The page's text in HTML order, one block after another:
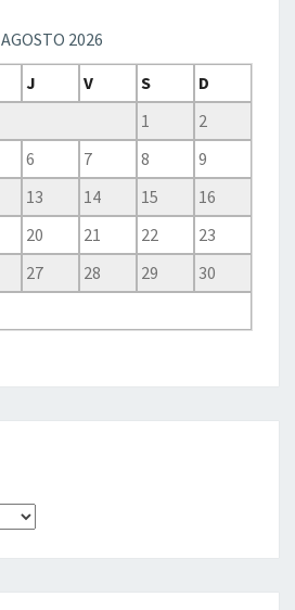
AGOSTO 2026
J V S
D
1
2
6 7 8
9
13 14 15
16
20 21 22
23
27 28 29
30